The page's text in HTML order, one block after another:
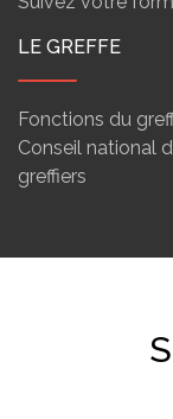
LE GREFFE
Fonctions du
Conseil national
greffiers